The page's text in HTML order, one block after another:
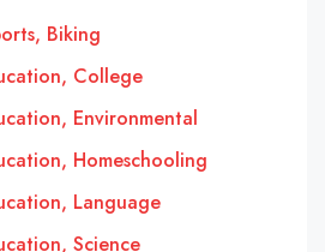
Biking
College
Environmental
Homeschooling
Language
Science